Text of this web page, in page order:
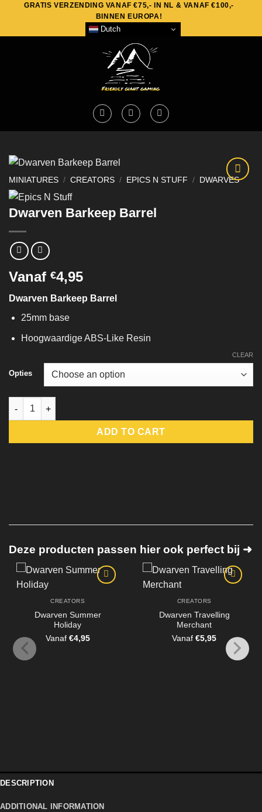
content
GRATIS VERZENDING VANAF €75,- IN NL & VANAF €100,-
BINNEN EUROPA!
Dutch
MINIATURES / CREATORS / EPICS N STUFF / DWARVES
Dwarven Barkeep Barrel
Vanaf €4,95
Dwarven Barkeep Barrel
25mm base
Hoogwaardige ABS-Like Resin
Opties
CLEAR
Dwarven Barkeep Barrel quantity
ADD TO CART
Deze producten passen hier ook perfect bij ➜
CREATORS
Dwarven Summer
Holiday
Vanaf €4,95
CREATORS
Dwarven Travelling
Merchant
Vanaf€5,95
DESCRIPTION
ADDITIONAL INFORMATION